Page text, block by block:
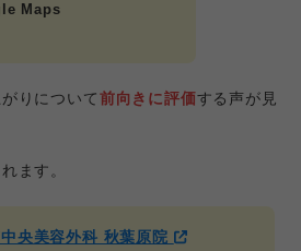
Maps
りについて前向きに評価する声が見
ます。
央美容外科 秋葉原院